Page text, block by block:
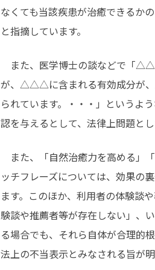
なくても当該疾患が治癒できるか
と指摘しています。
また、医学博士の談などで「
が、△△△に含まれる有効成分が
られています。・・・」というよ
認を与えるとして、法律上問題とし
また、「自然治癒力を高める」
ッチフレーズについては、効果の
ます。このほか、利用者の体験談
験談や推薦者等が存在しない」、
る場合でも、それら自体が合理的
法上の不当表示とみなされる旨が明